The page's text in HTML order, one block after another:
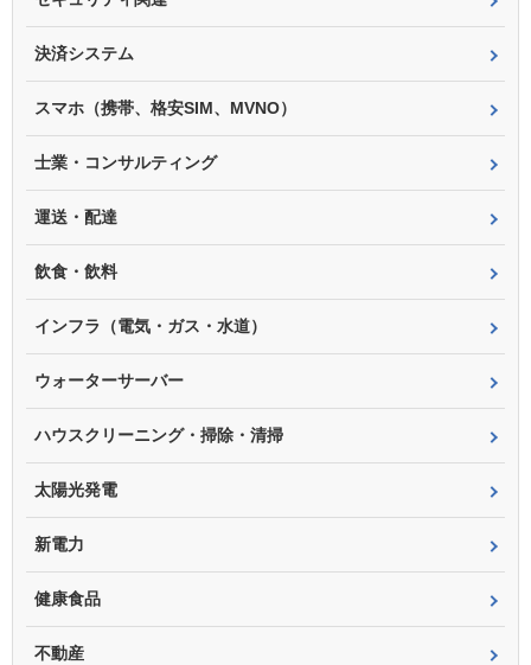
決済システム
スマホ（携帯、格安SIM、MVNO）
士業・コンサルティング
運送・配達
飲食・飲料
インフラ（電気・ガス・水道）
ウォーターサーバー
ハウスクリーニング・掃除・清掃
太陽光発電
新電力
健康食品
不動産